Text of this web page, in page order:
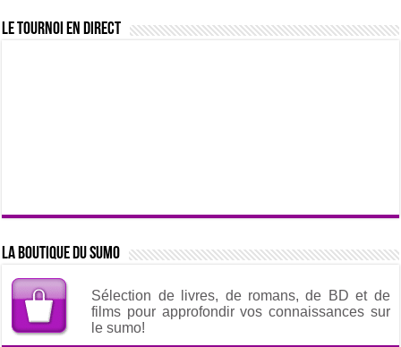
Le tournoi en direct
La boutique du sumo
Sélection de livres, de romans, de BD et de
films pour approfondir vos connaissances sur
le sumo!